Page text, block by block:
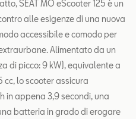
SEAT MÓ eScooter 125 è un
alle esigenze di una nuova
accessibile e comodo per
Alimentato da un
di picco: 9 kW), equivalente a
cc, lo scooter assicura
in appena 3,9 secondi, una
batteria in grado di erogare